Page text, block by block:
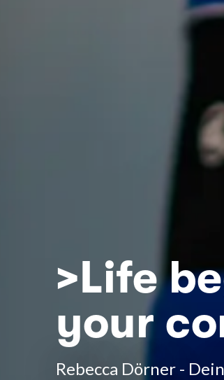
>Life
your
Rebecca Dörner -